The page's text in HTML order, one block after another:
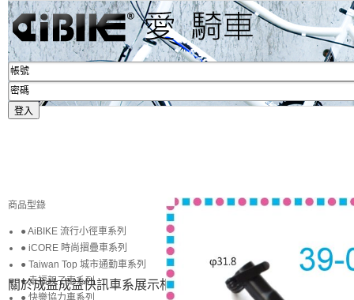
關於成益成益快訊車系展示相簿賞圖 生活專區 賞車購車
商品型錄
● AiBIKE 流行小徑車系列
● iCORE 時尚摺疊車系列
● Taiwan Top 城市通勤車系列
● 幸福親子車系列
● 快樂協力車系列